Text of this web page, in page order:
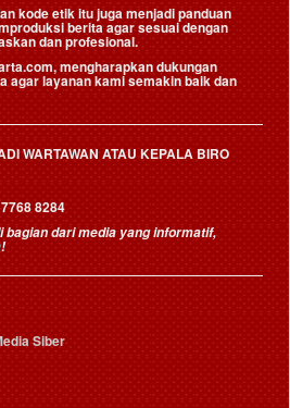
kode etik itu juga menjadi panduan
berita agar sesuai dengan
dan profesional.
mengharapkan dukungan
agar layanan kami semakin baik dan
WARTAWAN ATAU KEPALA BIRO
8284
bagian dari media yang informatif,
Siber